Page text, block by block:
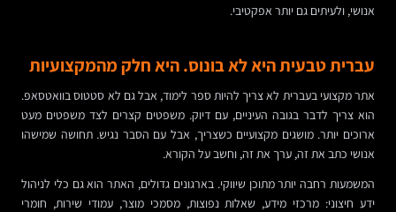
אנושי, ולעיתים גם יותר אפקטיבי.
עברית טבעית היא לא בונוס. היא חלק מהמקצועיות
אתר מקצועי בעברית לא צריך להיות ספר לימוד, אבל גם לא סטטוס בוואטסאפ.
הוא צריך לדבר בגובה העיניים, עם דיוק. משפטים קצרים לצד משפטים מעט
ארוכים יותר. מושגים מקצועיים כשצריך, אבל עם הסבר נגיש. תחושה שמישהו
אנושי כתב את זה, ערך את זה, וחשב על הקורא.
המשמעות רחבה יותר מתוכן שיווקי. בארגונים גדולים, האתר הוא גם כלי לניהול
ידע חיצוני: מרכזי מידע, שאלות נפוצות, מסמכי מוצר, עמודי שירות, חומרי